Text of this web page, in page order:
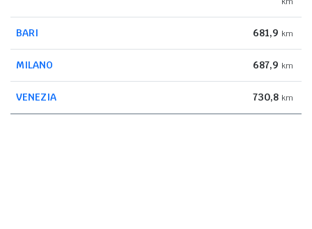
BARI 681,9 km
MILANO 687,9 km
VENEZIA 730,8 km